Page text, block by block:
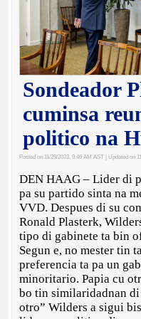
Sondeador
cuminsa
politico na
Posted on 11/29/2023, 9:46 AM AST | Updated on
DEN HAAG – Lider di
pa su partido sinta na
VVD. Despues di su
Ronald Plasterk,
tipo di gabinete ta bin
Segun e, no mester tin
preferencia ta pa un
minoritario. Papia cu
bo tin similaridadnan
otro” Wilders a sigui